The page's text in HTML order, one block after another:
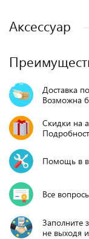
Аксессуар
Доставка
Возможна
Скидки на
Помощь в
Все
Заполните
не выходя